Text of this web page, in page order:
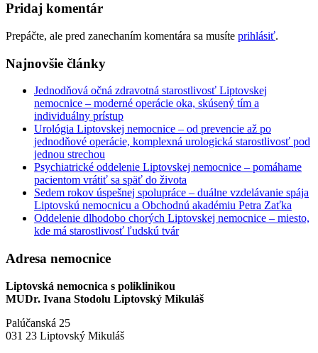
Pridaj komentár
Prepáčte, ale pred zanechaním komentára sa musíte prihlásiť.
Najnovšie články
Jednodňová očná zdravotná starostlivosť Liptovskej
nemocnice – moderné operácie oka, skúsený tím a
individuálny prístup
Urológia Liptovskej nemocnice – od prevencie až po
jednodňové operácie, komplexná urologická starostlivosť pod
jednou strechou
Psychiatrické oddelenie Liptovskej nemocnice – pomáhame
pacientom vrátiť sa späť do života
Sedem rokov úspešnej spolupráce – duálne vzdelávanie spája
Liptovskú nemocnicu a Obchodnú akadémiu Petra Zaťka
Oddelenie dlhodobo chorých Liptovskej nemocnice – miesto,
kde má starostlivosť ľudskú tvár
Adresa nemocnice
Liptovská nemocnica s poliklinikou
MUDr. Ivana Stodolu Liptovský Mikuláš
Palúčanská 25
031 23 Liptovský Mikuláš